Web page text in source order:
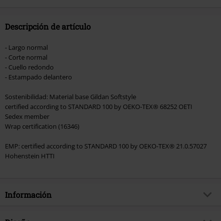
Descripción de artículo
- Largo normal
- Corte normal
- Cuello redondo
- Estampado delantero
Sostenibilidad: Material base Gildan Softstyle
certified according to STANDARD 100 by OEKO-TEX® 68252 OETI
Sedex member
Wrap certification (16346)
EMP: certified according to STANDARD 100 by OEKO-TEX® 21.0.57027
Hohenstein HTTI
Información
Artículo no.